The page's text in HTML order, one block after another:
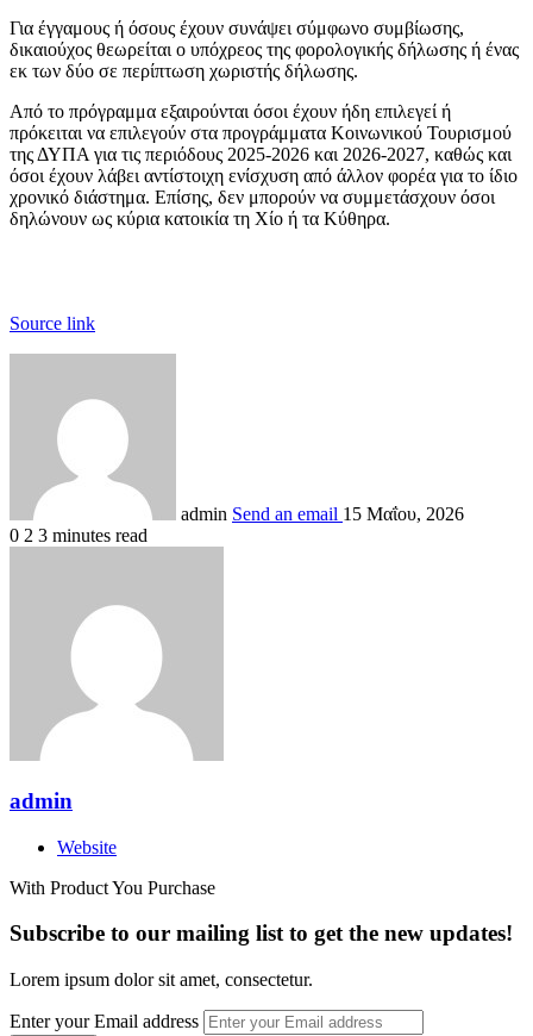
Για έγγαμους ή όσους έχουν συνάψει σύμφωνο συμβίωσης,
δικαιούχος θεωρείται ο υπόχρεος της φορολογικής δήλωσης ή ένας
εκ των δύο σε περίπτωση χωριστής δήλωσης.
Από το πρόγραμμα εξαιρούνται όσοι έχουν ήδη επιλεγεί ή
πρόκειται να επιλεγούν στα προγράμματα Κοινωνικού Τουρισμού
της ΔΥΠΑ για τις περιόδους 2025-2026 και 2026-2027, καθώς και
όσοι έχουν λάβει αντίστοιχη ενίσχυση από άλλον φορέα για το ίδιο
χρονικό διάστημα. Επίσης, δεν μπορούν να συμμετάσχουν όσοι
δηλώνουν ως κύρια κατοικία τη Χίο ή τα Κύθηρα.
Source link
admin Send an email 15 Μαΐου, 2026
0 2 3 minutes read
admin
Website
With Product You Purchase
Subscribe to our mailing list to get the new updates!
Lorem ipsum dolor sit amet, consectetur.
Enter your Email address